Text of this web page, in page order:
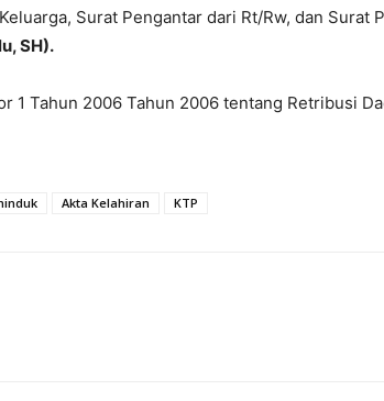
Surat Pengantar dari Rt/Rw, dan Surat
SH).
1 Tahun 2006 Tahun 2006 tentang Retribusi
Akta Kelahiran KTP